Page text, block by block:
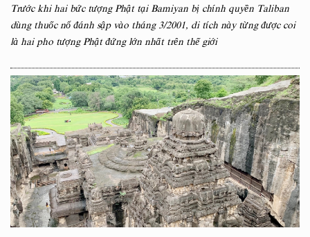
Trước khi hai bức tượng Phật tại Bamiyan bị chính quyền Taliban
dùng thuốc nổ đánh sập vào tháng 3/2001, di tích này từng được coi
là hai pho tượng Phật đứng lớn nhất trên thế giới